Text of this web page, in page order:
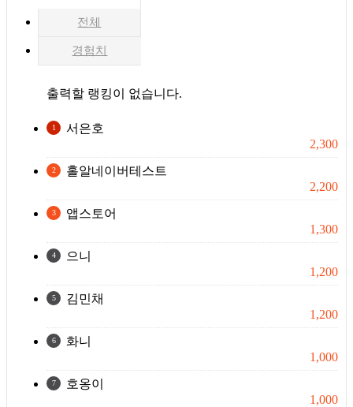
전체
경험치
출력할 랭킹이 없습니다.
1
서은호
2,300
2
홀알네이버테스트
2,200
3
앱스토어
1,300
4
으니
1,200
5
김민채
1,200
6
화니
1,000
7
호옹이
1,000